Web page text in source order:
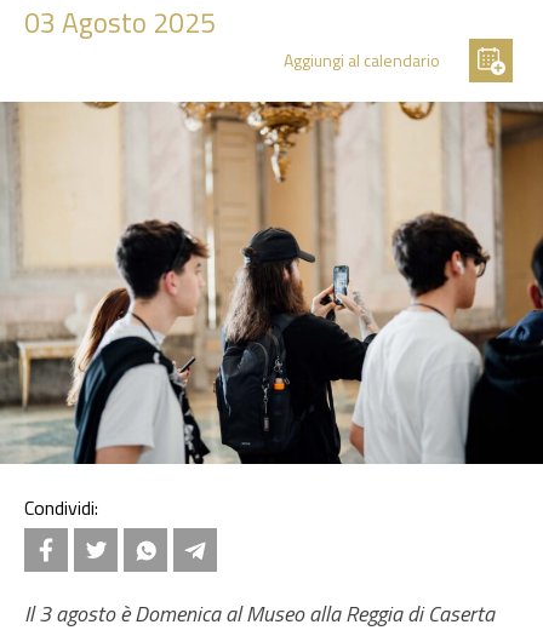
03 Agosto 2025
Aggiungi al calendario
Condividi:
Il 3 agosto è Domenica al Museo alla Reggia diCaserta